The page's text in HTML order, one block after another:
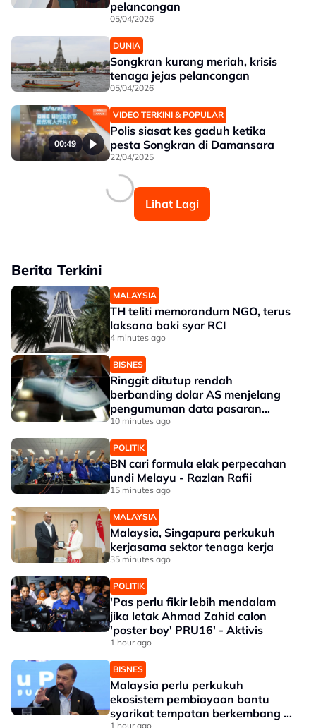
pelancongan
05/04/2026
DUNIA
Songkran kurang meriah, krisis
tenaga jejas pelancongan
05/04/2026
00:49
VIDEO TERKINI & POPULAR
Polis siasat kes gaduh ketika
pesta Songkran di Damansara
22/04/2025
Lihat Lagi
Berita Terkini
MALAYSIA
TH teliti memorandum NGO, terus
laksana baki syor RCI
4 minutes ago
BISNES
Ringgit ditutup rendah
berbanding dolar AS menjelang
pengumuman data pasaran
buruh AS
10 minutes ago
POLITIK
BN cari formula elak perpecahan
undi Melayu - Razlan Rafii
15 minutes ago
MALAYSIA
Malaysia, Singapura perkukuh
kerjasama sektor tenaga kerja
35 minutes ago
POLITIK
'Pas perlu fikir lebih mendalam
jika letak Ahmad Zahid calon
'poster boy' PRU16' - Aktivis
1 hour ago
BISNES
Malaysia perlu perkukuh
ekosistem pembiayaan bantu
syarikat tempatan berkembang --
1 hour ago